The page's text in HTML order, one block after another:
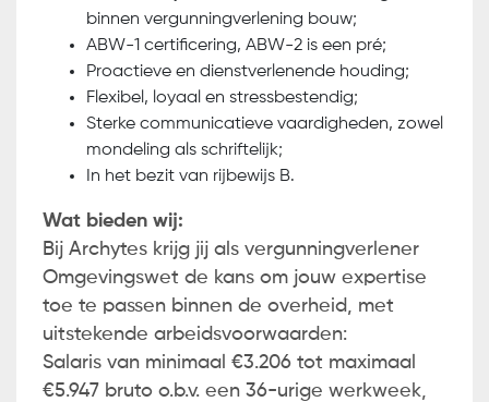
binnen vergunningverlening bouw;
ABW-1 certificering, ABW-2 is een pré;
Proactieve en dienstverlenende houding;
Flexibel, loyaal en stressbestendig;
Sterke communicatieve vaardigheden, zowel
mondeling als schriftelijk;
In het bezit van rijbewijs B.
Wat bieden wij:
Bij Archytes krijg jij als vergunningverlener
Omgevingswet de kans om jouw expertise
toe te passen binnen de overheid, met
uitstekende arbeidsvoorwaarden:
Salaris van minimaal €3.206 tot maximaal
€5.947 bruto o.b.v. een 36-urige werkweek,